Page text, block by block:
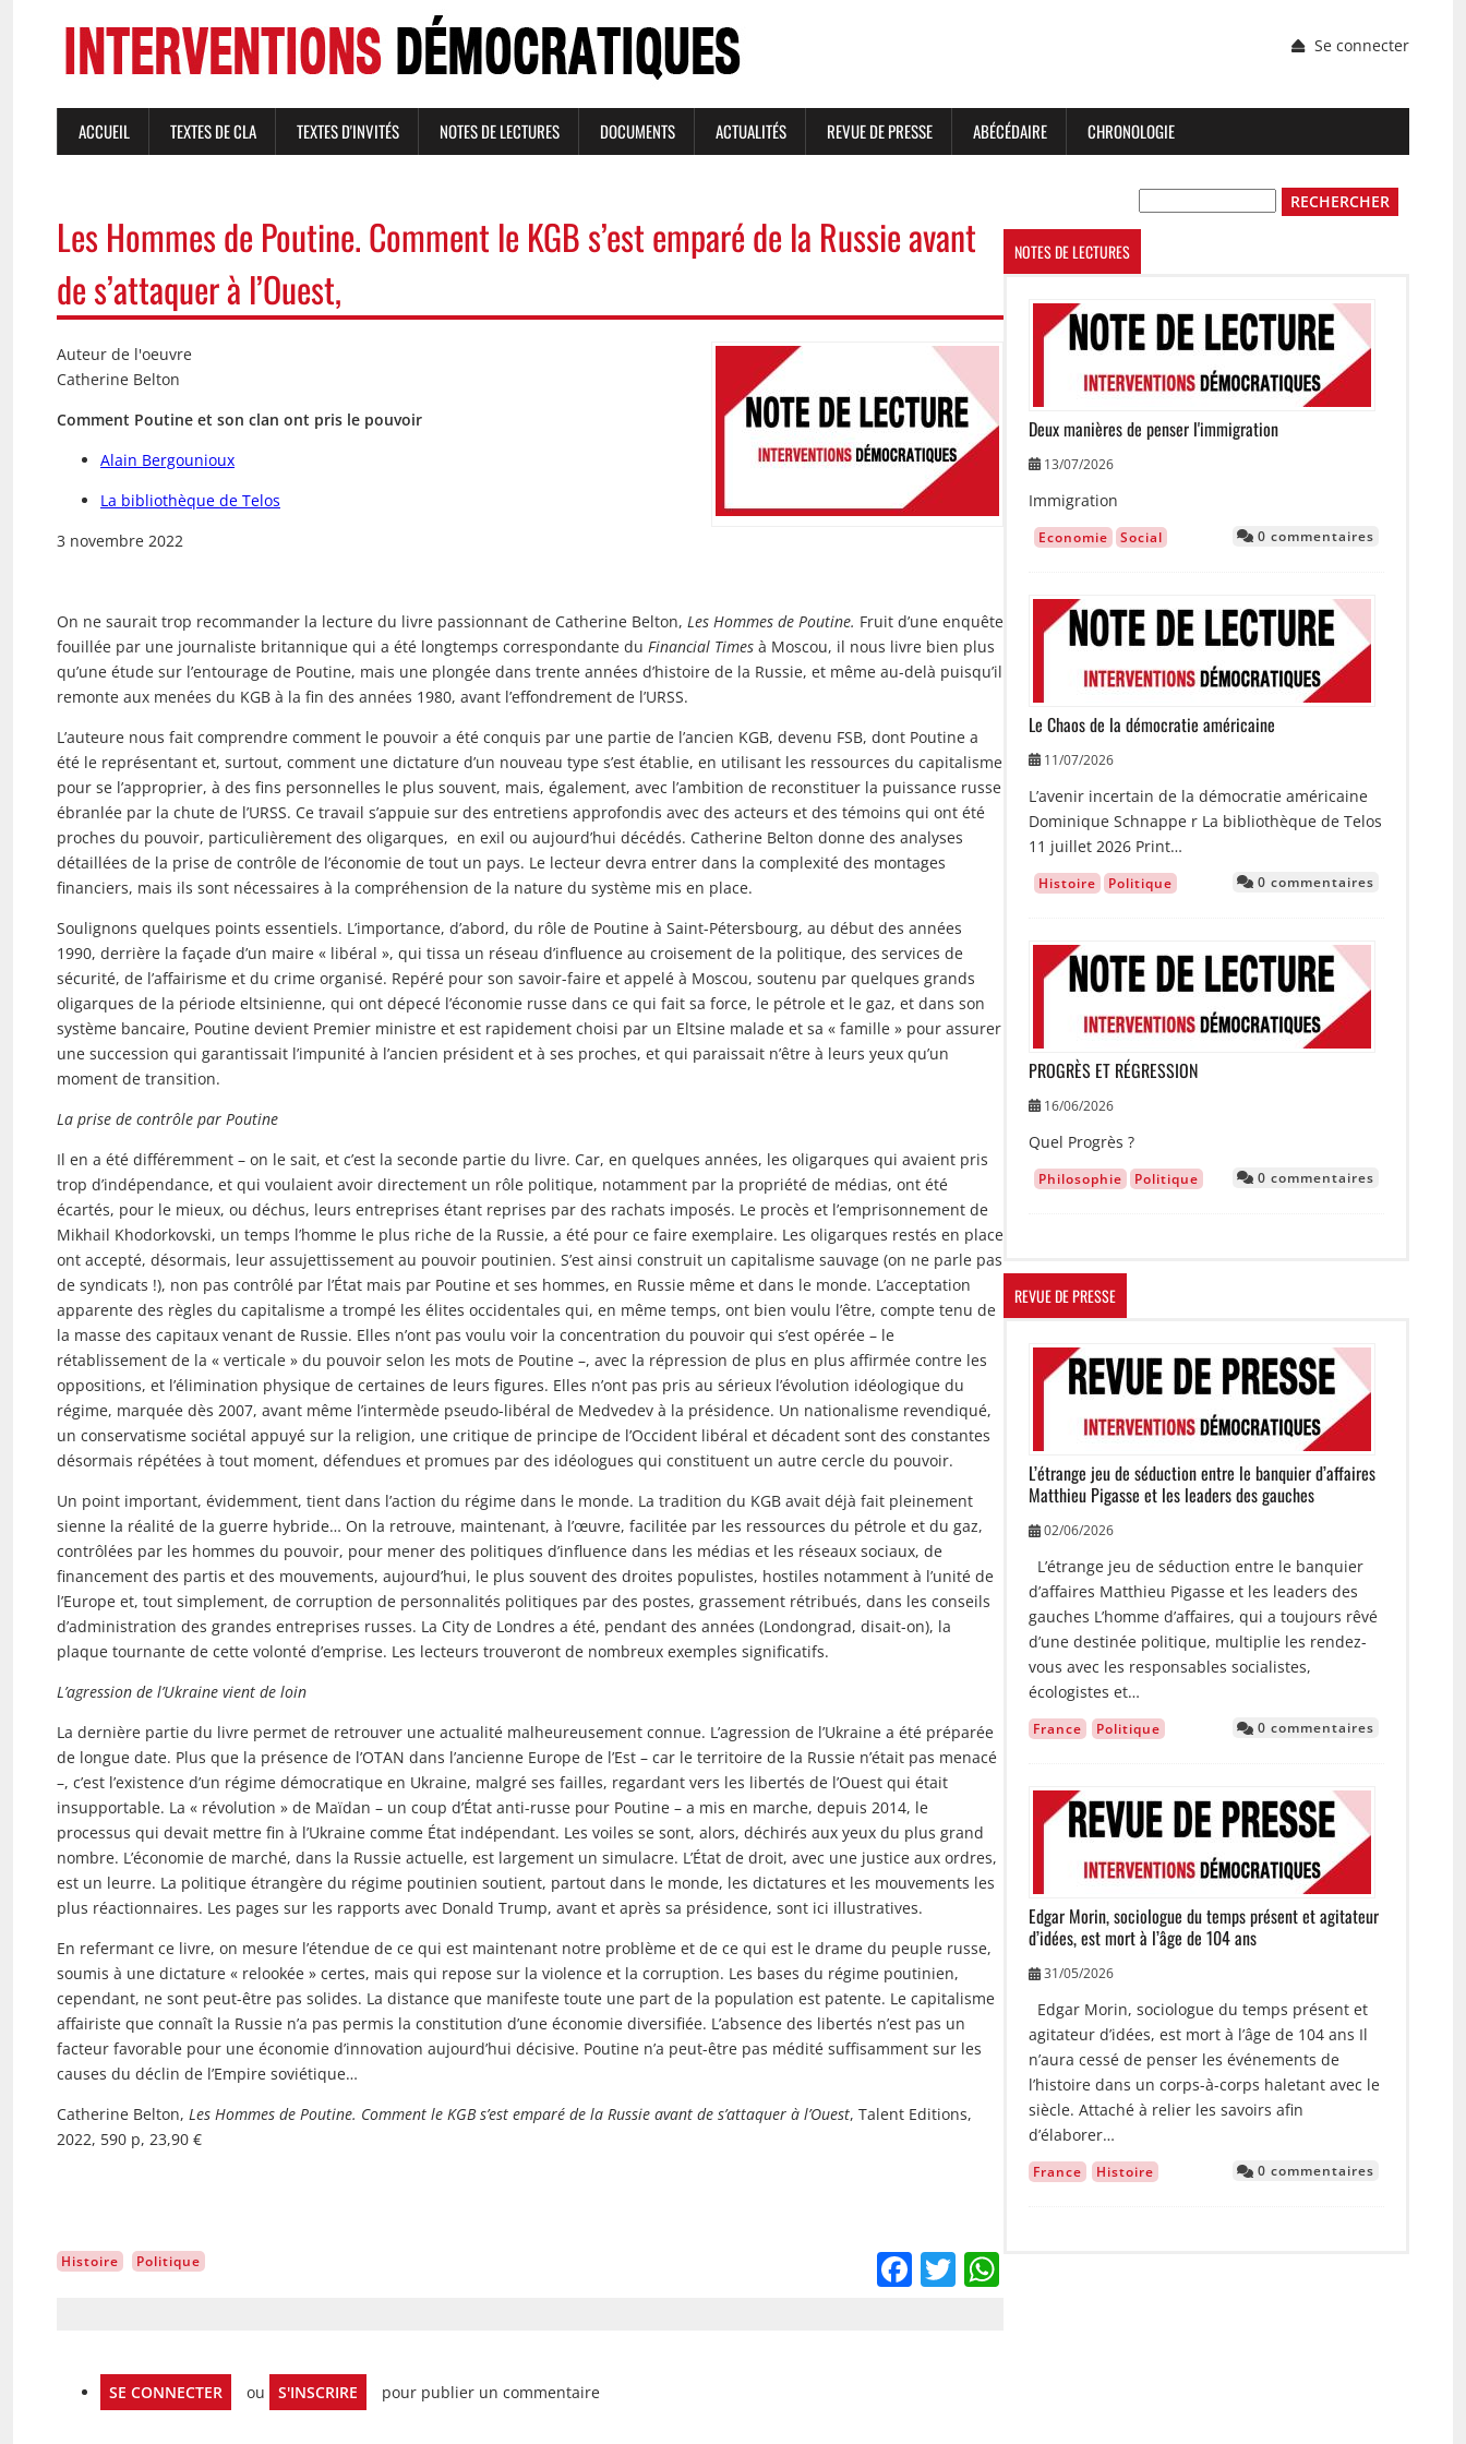
du
l'utilisateur
Se connecter
NAVIGATION
PRINCIPALE
ACCUEIL TEXTES DE CLA TEXTES D'INVITÉS NOTES DE LECTURES DOCUMENTS ACTUALITÉS REVUE DE PRESSE ABÉCÉDAIRE CHRONOLOGIE
Les Hommes de Poutine. Comment le KGB s’est emparé de la Russie avant
de s’attaquer à l’Ouest,
Auteur de l'oeuvre
Catherine Belton
Comment Poutine et son clan ont pris le pouvoir
Alain Bergounioux
La bibliothèque de Telos
3 novembre 2022
On ne saurait trop recommander la lecture du livre passionnant de Catherine Belton, Les Hommes de Poutine. Fruit d’une enquête
fouillée par une journaliste britannique qui a été longtemps correspondante du Financial Times à Moscou, il nous livre bien plus
qu’une étude sur l’entourage de Poutine, mais une plongée dans trente années d’histoire de la Russie, et même au-delà puisqu’il
remonte aux menées du KGB à la fin des années 1980, avant l’effondrement de l’URSS.
L’auteure nous fait comprendre comment le pouvoir a été conquis par une partie de l’ancien KGB, devenu FSB, dont Poutine a
été le représentant et, surtout, comment une dictature d’un nouveau type s’est établie, en utilisant les ressources du capitalisme
pour se l’approprier, à des fins personnelles le plus souvent, mais, également, avec l’ambition de reconstituer la puissance russe
ébranlée par la chute de l’URSS. Ce travail s’appuie sur des entretiens approfondis avec des acteurs et des témoins qui ont été
proches du pouvoir, particulièrement des oligarques, en exil ou aujourd’hui décédés. Catherine Belton donne des analyses
détaillées de la prise de contrôle de l’économie de tout un pays. Le lecteur devra entrer dans la complexité des montages
financiers, mais ils sont nécessaires à la compréhension de la nature du système mis en place.
Soulignons quelques points essentiels. L’importance, d’abord, du rôle de Poutine à Saint-Pétersbourg, au début des années
1990, derrière la façade d’un maire « libéral », qui tissa un réseau d’influence au croisement de la politique, des services de
sécurité, de l’affairisme et du crime organisé. Repéré pour son savoir-faire et appelé à Moscou, soutenu par quelques grands
oligarques de la période eltsinienne, qui ont dépecé l’économie russe dans ce qui fait sa force, le pétrole et le gaz, et dans son
système bancaire, Poutine devient Premier ministre et est rapidement choisi par un Eltsine malade et sa « famille » pour assurer
une succession qui garantissait l’impunité à l’ancien président et à ses proches, et qui paraissait n’être à leurs yeux qu’un
moment de transition.
La prise de contrôle par Poutine
Il en a été différemment – on le sait, et c’est la seconde partie du livre. Car, en quelques années, les oligarques qui avaient pris
trop d’indépendance, et qui voulaient avoir directement un rôle politique, notamment par la propriété de médias, ont été
écartés, pour le mieux, ou déchus, leurs entreprises étant reprises par des rachats imposés. Le procès et l’emprisonnement de
Mikhail Khodorkovski, un temps l’homme le plus riche de la Russie, a été pour ce faire exemplaire. Les oligarques restés en place
ont accepté, désormais, leur assujettissement au pouvoir poutinien. S’est ainsi construit un capitalisme sauvage (on ne parle pas
de syndicats !), non pas contrôlé par l’État mais par Poutine et ses hommes, en Russie même et dans le monde. L’acceptation
apparente des règles du capitalisme a trompé les élites occidentales qui, en même temps, ont bien voulu l’être, compte tenu de
la masse des capitaux venant de Russie. Elles n’ont pas voulu voir la concentration du pouvoir qui s’est opérée – le
rétablissement de la « verticale » du pouvoir selon les mots de Poutine –, avec la répression de plus en plus affirmée contre les
oppositions, et l’élimination physique de certaines de leurs figures. Elles n’ont pas pris au sérieux l’évolution idéologique du
régime, marquée dès 2007, avant même l’intermède pseudo-libéral de Medvedev à la présidence. Un nationalisme revendiqué,
un conservatisme sociétal appuyé sur la religion, une critique de principe de l’Occident libéral et décadent sont des constantes
désormais répétées à tout moment, défendues et promues par des idéologues qui constituent un autre cercle du pouvoir.
Un point important, évidemment, tient dans l’action du régime dans le monde. La tradition du KGB avait déjà fait pleinement
sienne la réalité de la guerre hybride… On la retrouve, maintenant, à l’œuvre, facilitée par les ressources du pétrole et du gaz,
contrôlées par les hommes du pouvoir, pour mener des politiques d’influence dans les médias et les réseaux sociaux, de
financement des partis et des mouvements, aujourd’hui, le plus souvent des droites populistes, hostiles notamment à l’unité de
l’Europe et, tout simplement, de corruption de personnalités politiques par des postes, grassement rétribués, dans les conseils
d’adminis­tration des grandes entreprises russes. La City de Londres a été, pendant des années (Londongrad, disait-on), la
plaque tournante de cette volonté d’emprise. Les lecteurs trouveront de nombreux exemples significatifs.
L’agression de l’Ukraine vient de loin
La dernière partie du livre permet de retrouver une actualité malheureusement connue. L’agression de l’Ukraine a été préparée
de longue date. Plus que la présence de l’OTAN dans l’ancienne Europe de l’Est – car le territoire de la Russie n’était pas menacé
–, c’est l’existence d’un régime démocratique en Ukraine, malgré ses failles, regardant vers les libertés de l’Ouest qui était
insupportable. La « révolution » de Maïdan – un coup d’État anti-russe pour Poutine – a mis en marche, depuis 2014, le
processus qui devait mettre fin à l’Ukraine comme État indépendant. Les voiles se sont, alors, déchirés aux yeux du plus grand
nombre. L’économie de marché, dans la Russie actuelle, est largement un simulacre. L’État de droit, avec une justice aux ordres,
est un leurre. La politique étrangère du régime poutinien soutient, partout dans le monde, les dictatures et les mouvements les
plus réactionnaires. Les pages sur les rapports avec Donald Trump, avant et après sa présidence, sont ici illustratives.
En refermant ce livre, on mesure l’étendue de ce qui est maintenant notre problème et de ce qui est le drame du peuple russe,
soumis à une dictature « relookée » certes, mais qui repose sur la violence et la corruption. Les bases du régime poutinien,
cependant, ne sont peut-être pas solides. La distance que manifeste toute une part de la population est patente. Le capitalisme
affairiste que connaît la Russie n’a pas permis la constitution d’une économie diversifiée. L’absence des libertés n’est pas un
facteur favorable pour une économie d’innovation aujourd’hui décisive. Poutine n’a peut-être pas médité suffisamment sur les
causes du déclin de l’Empire soviétique…
Catherine Belton, Les Hommes de Poutine. Comment le KGB s’est emparé de la Russie avant de s’attaquer à l’Ouest, Talent Editions,
2022, 590 p, 23,90 €
Histoire Politique Facebook
Twitter
SE CONNECTER ou S'INSCRIRE pour publier un commentaire
NOTES DE LECTURES
Image
Deux manières de penser l'immigration
13/07/2026
Immigration
Economie Social 0 commentaires
Image
Le Chaos de la démocratie américaine
11/07/2026
L’avenir incertain de la démocratie américaine
Dominique Schnappe r La bibliothèque de Telos
11 juillet 2026 Print…
Histoire Politique 0 commentaires
Image
PROGRÈS ET RÉGRESSION
16/06/2026
Quel Progrès ?
Philosophie Politique 0 commentaires
REVUE DE PRESSE
Image
L’étrange jeu de séduction entre le banquier d’affaires
Matthieu Pigasse et les leaders des gauches
02/06/2026
L’étrange jeu de séduction entre le banquier
d’affaires Matthieu Pigasse et les leaders des
gauches L’homme d’affaires, qui a toujours rêvé
d’une destinée politique, multiplie les rendez-
vous avec les responsables socialistes,
écologistes et…
France Politique 0 commentaires
Image
Edgar Morin, sociologue du temps présent et agitateur
d’idées, est mort à l’âge de 104 ans
31/05/2026
Edgar Morin, sociologue du temps présent et
agitateur d’idées, est mort à l’âge de 104 ans Il
n’aura cessé de penser les événements de
l’histoire dans un corps-à-corps haletant avec le
siècle. Attaché à relier les savoirs afin
d’élaborer…
France Histoire 0 commentaires